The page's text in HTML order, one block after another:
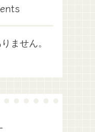
ません。